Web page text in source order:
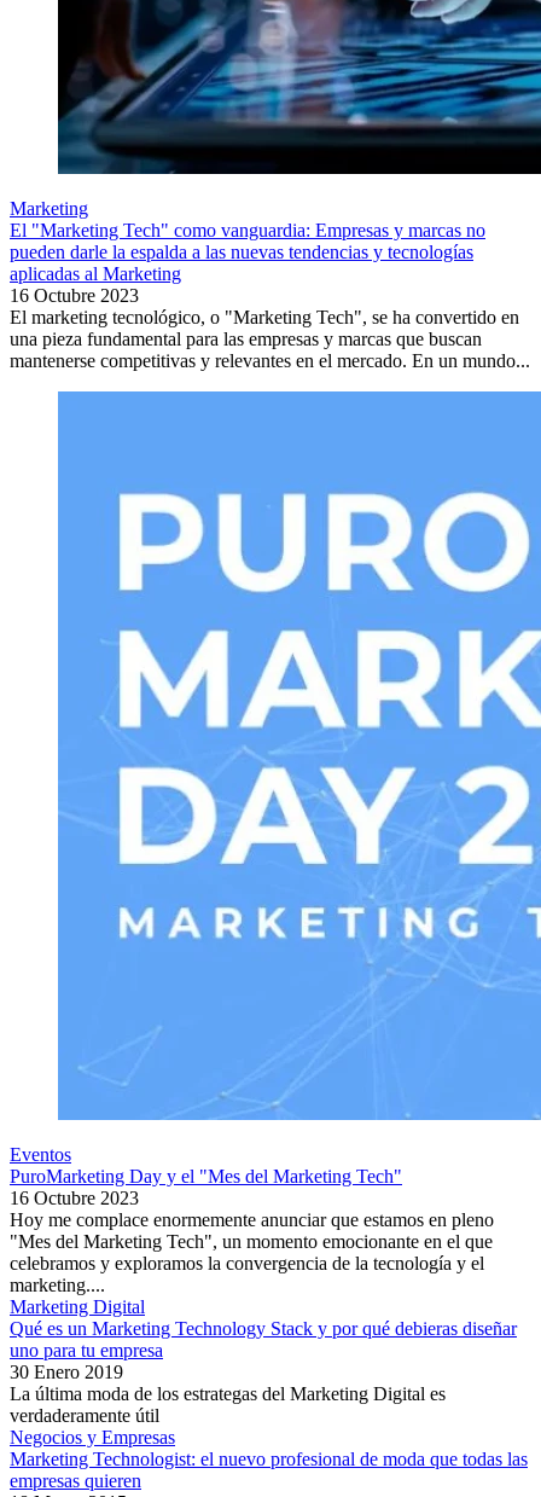
Marketing
El "Marketing Tech" como vanguardia: Empresas y marcas no
pueden darle la espalda a las nuevas tendencias y tecnologías
aplicadas al Marketing
16 Octubre 2023
El marketing tecnológico, o "Marketing Tech", se ha convertido en
una pieza fundamental para las empresas y marcas que buscan
mantenerse competitivas y relevantes en el mercado. En un mundo...
Eventos
PuroMarketing Day y el "Mes del Marketing Tech"
16 Octubre 2023
Hoy me complace enormemente anunciar que estamos en pleno
"Mes del Marketing Tech", un momento emocionante en el que
celebramos y exploramos la convergencia de la tecnología y el
marketing....
Marketing Digital
Qué es un Marketing Technology Stack y por qué debieras diseñar
uno para tu empresa
30 Enero 2019
La última moda de los estrategas del Marketing Digital es
verdaderamente útil
Negocios y Empresas
Marketing Technologist: el nuevo profesional de moda que todas las
empresas quieren